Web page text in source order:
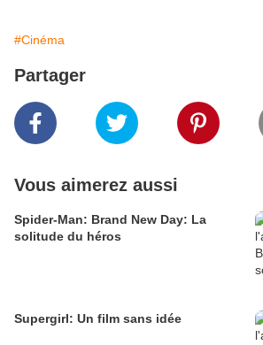
#Cinéma
Partager
Vous aimerez aussi
Spider-Man: Brand New Day: La
solitude du héros
Supergirl: Un film sans idée